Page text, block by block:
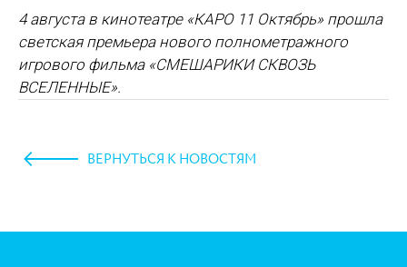
4 августа в кинотеатре «КАРО 11 Октябрь» прошла
светская премьера нового полнометражного
игрового фильма «СМЕШАРИКИ СКВОЗЬ
ВСЕЛЕННЫЕ».
https://www.high-endrolex.com/45
ВЕРНУТЬСЯ К НОВОСТЯМ